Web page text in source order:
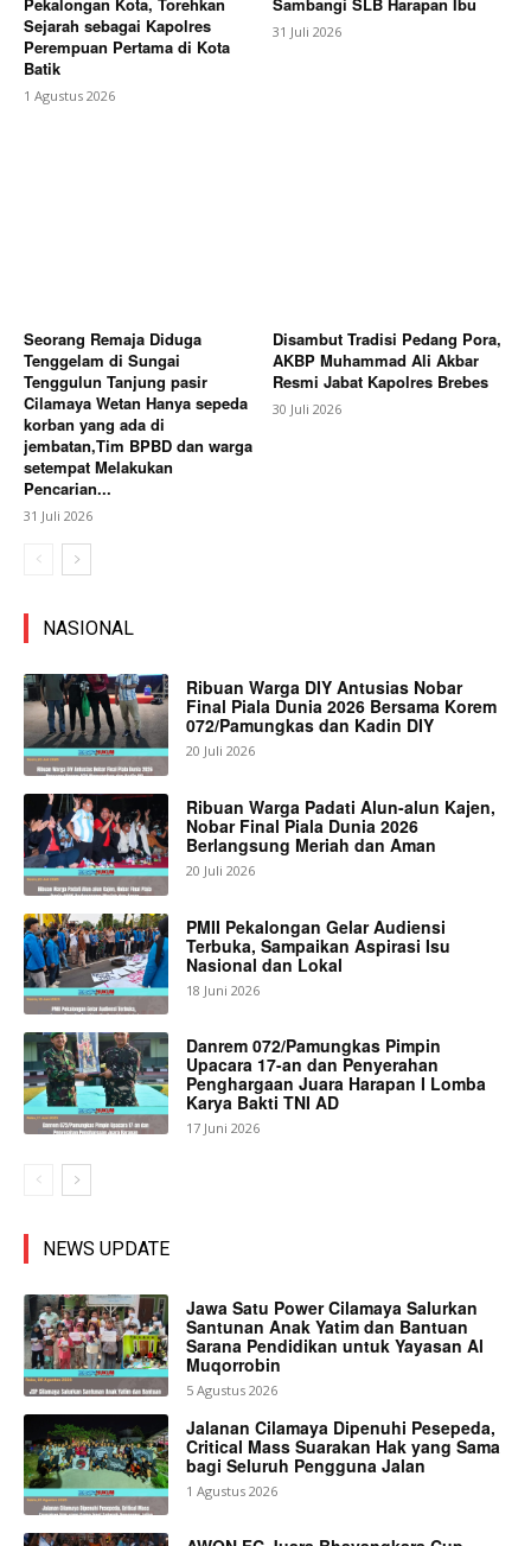
Sejarah sebagai Kapolres
Perempuan Pertama di Kota
Batik
1 Agustus 2026
31 Juli 2026
Seorang Remaja Diduga
Tenggelam di Sungai
Tenggulun Tanjung pasir
Cilamaya Wetan Hanya sepeda
korban yang ada di
jembatan,Tim BPBD dan warga
setempat Melakukan
Pencarian...
31 Juli 2026
Disambut Tradisi Pedang Pora,
AKBP Muhammad Ali Akbar
Resmi Jabat Kapolres Brebes
30 Juli 2026
NASIONAL
Ribuan Warga DIY Antusias Nobar
Final Piala Dunia 2026 Bersama Korem
072/Pamungkas dan Kadin DIY
20 Juli 2026
Ribuan Warga Padati Alun-alun Kajen,
Nobar Final Piala Dunia 2026
Berlangsung Meriah dan Aman
20 Juli 2026
PMII Pekalongan Gelar Audiensi
Terbuka, Sampaikan Aspirasi Isu
Nasional dan Lokal
18 Juni 2026
Danrem 072/Pamungkas Pimpin
Upacara 17-an dan Penyerahan
Penghargaan Juara Harapan I Lomba
Karya Bakti TNI AD
17 Juni 2026
NEWS UPDATE
Jawa Satu Power Cilamaya Salurkan
Santunan Anak Yatim dan Bantuan
Sarana Pendidikan untuk Yayasan Al
Muqorrobin
5 Agustus 2026
Jalanan Cilamaya Dipenuhi Pesepeda,
Critical Mass Suarakan Hak yang Sama
bagi Seluruh Pengguna Jalan
1 Agustus 2026